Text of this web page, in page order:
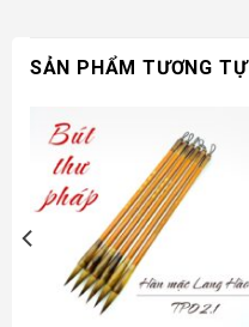
SẢN PHẨM TƯƠNG TỰ